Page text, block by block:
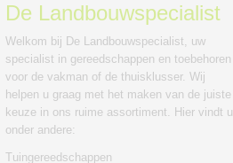
De Landbouwspecialist
Welkom bij De Landbouwspecialist, uw
specialist in gereedschappen en toebehoren
voor de vakman of de thuisklusser. Wij
helpen u graag met het maken van de juiste
keuze in ons ruime assortiment. Hier vindt u
onder andere:
Tuingereedschappen